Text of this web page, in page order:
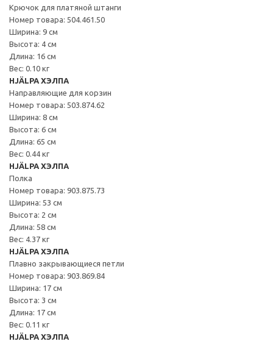
Крючок для платяной штанги
Номер товара: 504.461.50
Ширина: 9 см
Высота: 4 см
Длина: 16 см
Вес: 0.10 кг
HJÄLPA ХЭЛПА
Направляющие для корзин
Номер товара: 503.874.62
Ширина: 8 см
Высота: 6 см
Длина: 65 см
Вес: 0.44 кг
HJÄLPA ХЭЛПА
Полка
Номер товара: 903.875.73
Ширина: 53 см
Высота: 2 см
Длина: 58 см
Вес: 4.37 кг
HJÄLPA ХЭЛПА
Плавно закрывающиеся петли
Номер товара: 903.869.84
Ширина: 17 см
Высота: 3 см
Длина: 17 см
Вес: 0.11 кг
HJÄLPA ХЭЛПА